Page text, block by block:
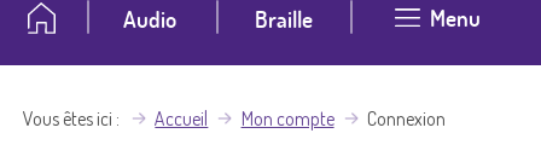
Audio Braille Menu
Vous êtes ici Accueil Mon compte Connexion